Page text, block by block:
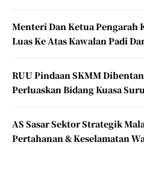
Menteri Dan Ketua Pengarah
Luas Ke Atas Kawalan Padi
RUU Pindaan SKMM
Perluaskan Bidang Kuasa
AS Sasar Sektor Strategik
Pertahanan & Keselamatan